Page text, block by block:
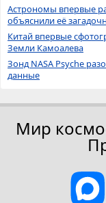
Астрономы впервые
объяснили её
Китай впервые
Земли Камоалева
Зонд NASA Psyche
данные
Мир